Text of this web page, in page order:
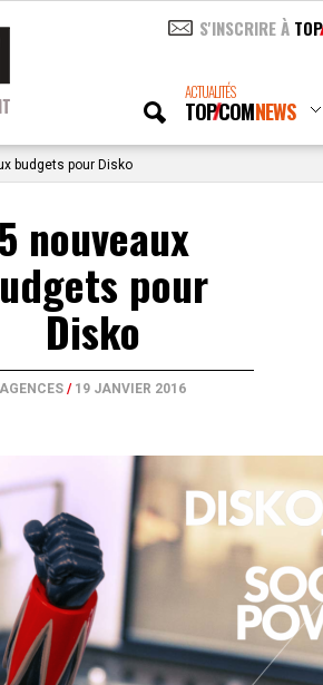
S'INSCRIRE À TOP
ACTUALITÉS
TOPCOMNEWS
budgets pour Disko
5 nouveaux
pour
Disko
AGENCES / 19 JANVIER 2016